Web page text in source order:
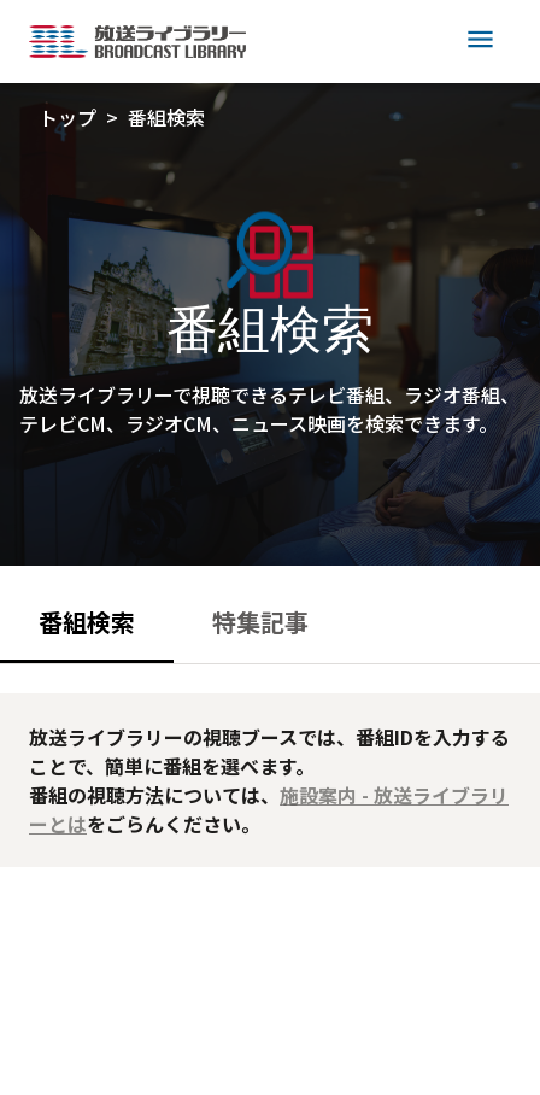
menu
トップ 番組検索
番組検索
放送ライブラリーで視聴できるテレビ番組、ラジオ番組、
テレビCM、ラジオCM、ニュース映画を検索できます。
番組検索 特集記事
放送ライブラリーの視聴ブースでは、番組IDを入力する
ことで、簡単に番組を選べます。
番組の視聴方法については、 施設案内 - 放送ライブラリ
ーとはをごらんください。